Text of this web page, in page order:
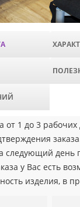
от 1 до 3
следующий день
у Вас есть
изделия, в